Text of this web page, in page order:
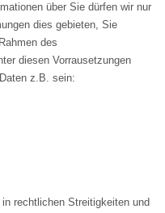
über Sie dürfen wir nur
dies gebieten, Sie
des
diesen Vorrausetzungen
z.B. sein:
rechtlichen Streitigkeiten und